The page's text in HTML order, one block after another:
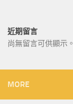
近期留言
尚無留言可供顯示。
MORE